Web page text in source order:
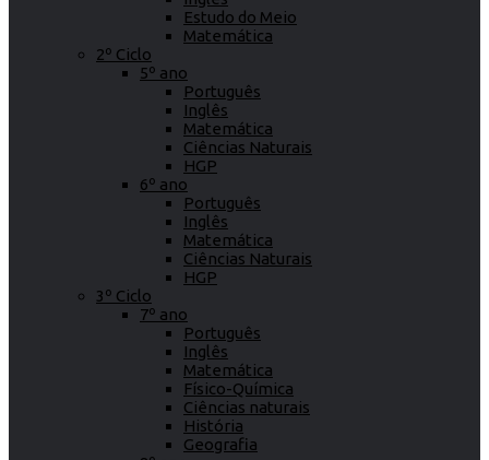
Estudo do Meio
Matemática
2º Ciclo
5º ano
Português
Inglês
Matemática
Ciências Naturais
HGP
6º ano
Português
Inglês
Matemática
Ciências Naturais
HGP
3º Ciclo
7º ano
Português
Inglês
Matemática
Físico-Química
Ciências naturais
História
Geografia